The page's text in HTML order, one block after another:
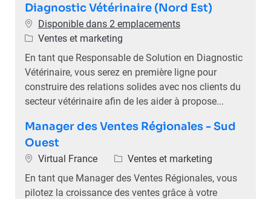
Diagnostic Vétérinaire (Nord Est)
Disponible dans 2 emplacements
Catégorie
Ventes et marketing
En tant que Responsable de Solution en Diagnostic
Vétérinaire, vous serez en première ligne pour
construire des relations solides avec nos clients du
secteur vétérinaire afin de les aider à propose...
Manager des Ventes Régionales - Sud
Ouest
Emplacement
Virtual France Catégorie
Ventes et marketing
En tant que Manager des Ventes Régionales, vous
pilotez la croissance des ventes grâce à votre